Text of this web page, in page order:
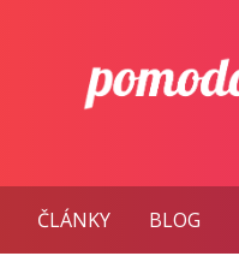
ČLÁNKY BLOG